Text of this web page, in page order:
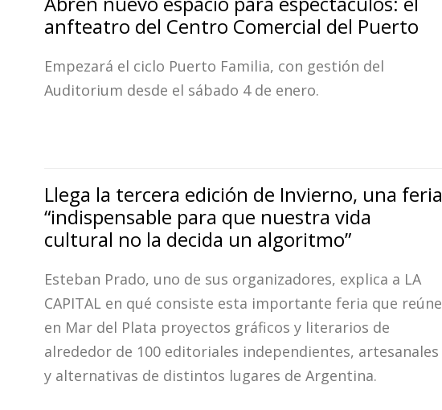
anfteatro del Centro Comercial del Puerto
Empezará el ciclo Puerto Familia, con gestión del
Auditorium desde el sábado 4 de enero.
Llega la tercera edición de Invierno, una feria
“indispensable para que nuestra vida
cultural no la decida un algoritmo”
Esteban Prado, uno de sus organizadores, explica a LA
CAPITAL en qué consiste esta importante feria que reúne
en Mar del Plata proyectos gráficos y literarios de
alrededor de 100 editoriales independientes, artesanales
y alternativas de distintos lugares de Argentina.